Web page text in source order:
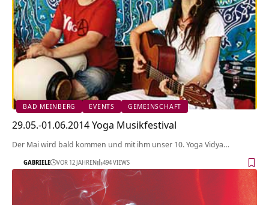
BAD MEINBERG EVENTS GEMEINSCHAFT
29.05.-01.06.2014 Yoga Musikfestival
Der Mai wird bald kommen und mit ihm unser 10. Yoga Vidya…
GABRIELE VOR 12 JAHREN 494 VIEWS